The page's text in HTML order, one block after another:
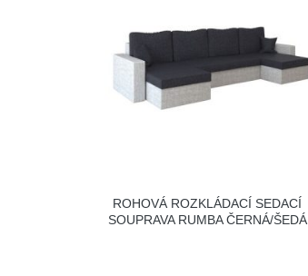
ROHOVÁ ROZKLÁDACÍ SEDACÍ
SOUPRAVA RUMBA ČERNÁ/ŠEDÁ